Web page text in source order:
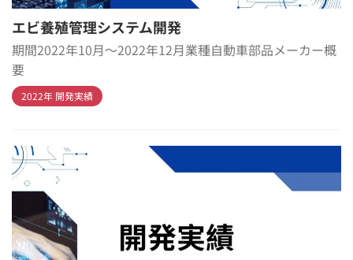
エビ養殖管理システム開発
期間2022年10月～2022年12月業種自動車部品メーカー概
要
2022年 開発実績